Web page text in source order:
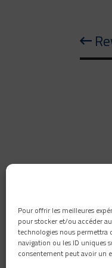
Pour offrir les meilleures
pour stocker et/ou accéder
technologies nous permettra
navigation ou les ID uniques
consentement peut avoir un
418 660-8111
1259, rue Paul-